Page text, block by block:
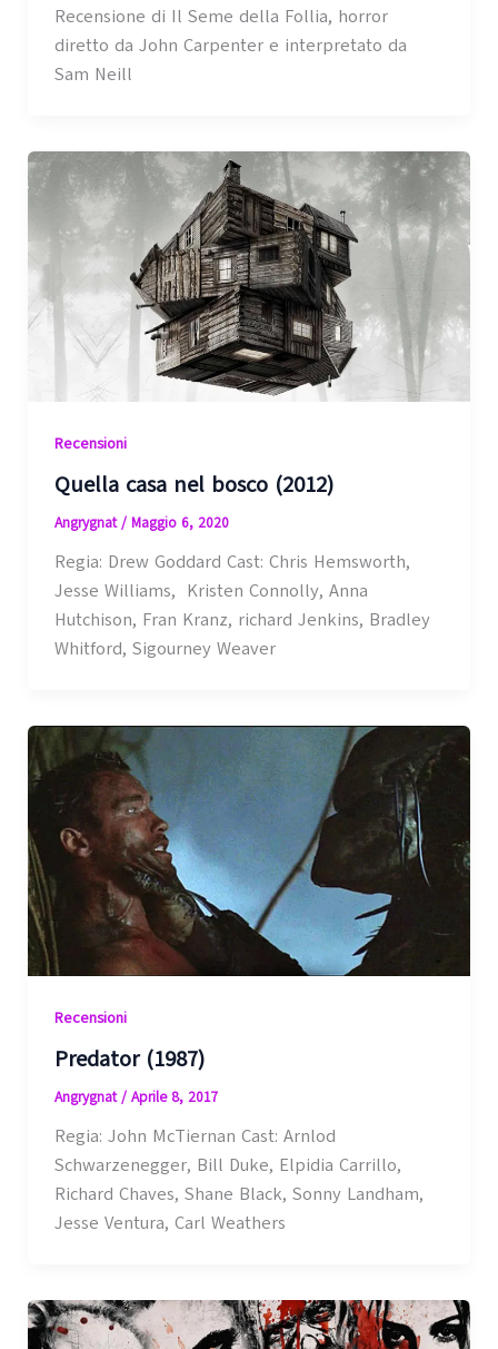
Recensione di Il Seme della Follia, horror
diretto da John Carpenter e interpretato da
Sam Neill
Recensioni
Quella casa nel bosco (2012)
Angrygnat/ Maggio 6, 2020
Regia: Drew Goddard Cast: Chris Hemsworth,
Jesse Williams, Kristen Connolly, Anna
Hutchison, Fran Kranz, richard Jenkins, Bradley
Whitford, Sigourney Weaver
Recensioni
Predator (1987)
Angrygnat/ Aprile 8, 2017
Regia: John McTiernan Cast: Arnlod
Schwarzenegger, Bill Duke, Elpidia Carrillo,
Richard Chaves, Shane Black, Sonny Landham,
Jesse Ventura, Carl Weathers